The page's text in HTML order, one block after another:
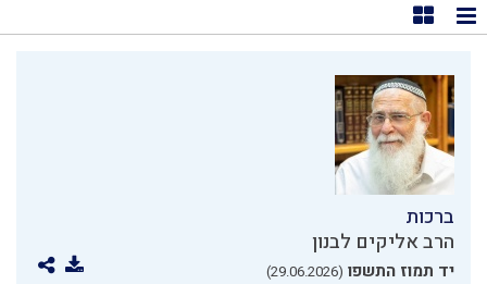
תצוגת רשימה
תצוגת קוביות
ברכות
הרב אליקים לבנון
יד תמוז התשפו (29.06.2026)